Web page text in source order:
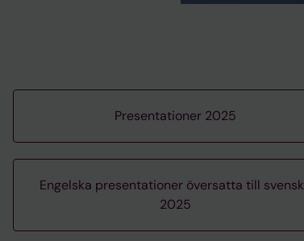
Presentationer 2025
Engelska presentationer översatta till
2025